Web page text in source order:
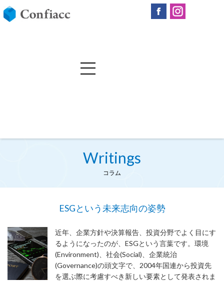
Writings
コラム
ESGという未来志向の姿勢
近年、企業方針や決算報告、投資分野でよく目にす
るようになったのが、ESGという言葉です。環境
(Environment)、社会(Social)、企業統治
(Governance)の頭文字で、2004年国連から投資先
を選ぶ際に考慮すべき新しい要素として発表されま